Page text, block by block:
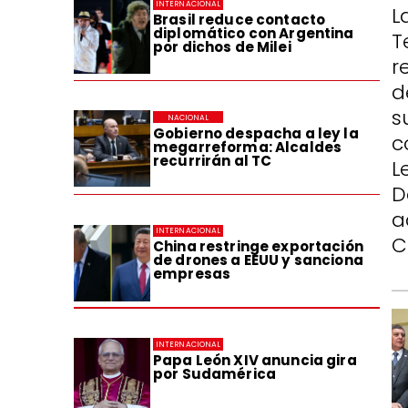
Brasil reduce contacto
diplomático con Argentina
por dichos de Milei
INTERNACIONAL
Gobierno despacha a ley la
megarreforma: Alcaldes
recurrirán al TC
NACIONAL
China restringe exportación
de drones a EEUU y sanciona
empresas
INTERNACIONAL
Papa León XIV anuncia gira
por Sudamérica
INTERNACIONAL